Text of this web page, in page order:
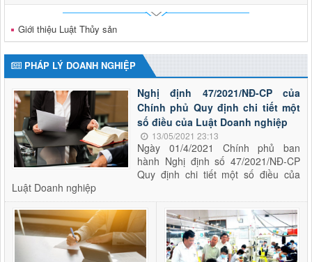
Giới thiệu Luật Thủy sản
PHÁP LÝ DOANH NGHIỆP
Nghị định 47/2021/NĐ-CP của
Chính phủ Quy định chi tiết một
số điều của Luật Doanh nghiệp
13/05/2021 23:13
Ngày 01/4/2021 Chính phủ ban
hành Nghị định số 47/2021/NĐ-CP
Quy định chi tiết một số điều của
Luật Doanh nghiệp